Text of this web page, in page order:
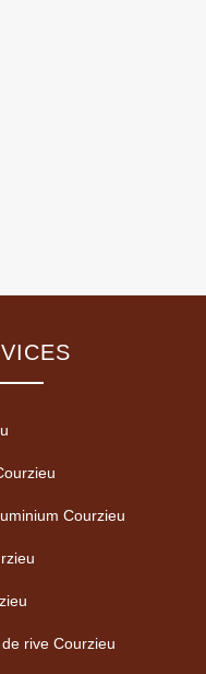
Courzieu
rive Courzieu